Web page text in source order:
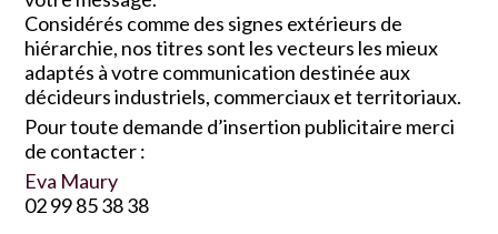
Considérés comme des signes extérieurs de
hiérarchie, nos titres sont les vecteurs les mieux
adaptés à votre communication destinée aux
décideurs industriels, commerciaux et territoriaux.
Pour toute demande d’insertion publicitaire merci
de contacter :
Eva Maury
02 99 85 38 38